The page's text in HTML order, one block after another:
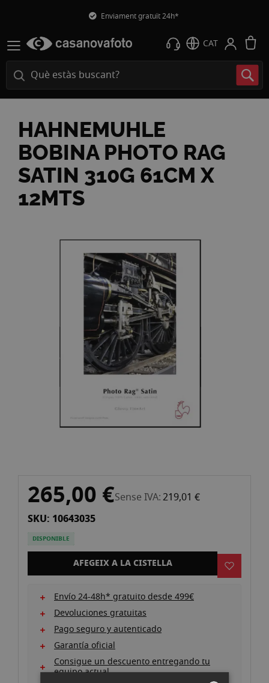
Enviament gratuït 24h*
CAT
HAHNEMUHLE
BOBINA PHOTO RAG
SATIN 310G 61CM X
12MTS
començament
de
galeria
265,00 €Sense IVA 219,01 €
SKU: 10643035
DISPONIBLE
AFEGEIX A LA CISTELLA
Envío 24-48h* gratuito desde 499€
Devoluciones gratuitas
Pago seguro y autenticado
Garantía oficial
Consigue un descuento entregando tu
equipo actual